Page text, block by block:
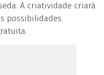
A criatividade criará
possibilidades